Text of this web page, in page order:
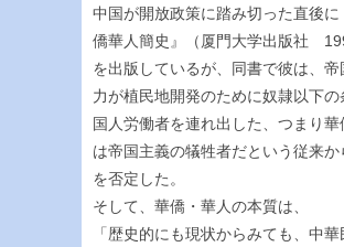
中国が開放政策に踏み切った直後に
僑華人簡史』（厦門大学出版社
を出版しているが、同書で彼は、帝
力が植民地開発のために奴隷以下の
国人労働者を連れ出した、つまり華
は帝国主義の犠牲者だという従来か
を否定した。
そして、華僑・華人の本質は、
「歴史的にも現状からみても、中